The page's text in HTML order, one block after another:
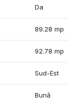
Da
89.28 mp
92.78 mp
Sud-Est
Bună